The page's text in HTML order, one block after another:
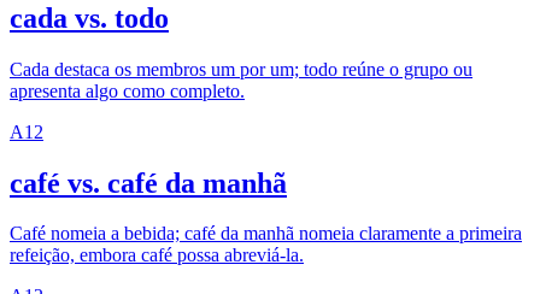
cada vs. todo
Cada destaca os membros um por um; todo reúne o grupo ou
apresenta algo como completo.
A1 2
café vs. café da manhã
Café nomeia a bebida; café da manhã nomeia claramente a primeira
refeição, embora café possa abreviá-la.